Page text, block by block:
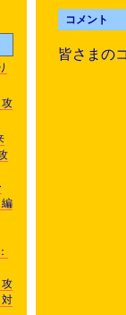
コメント
皆さまの